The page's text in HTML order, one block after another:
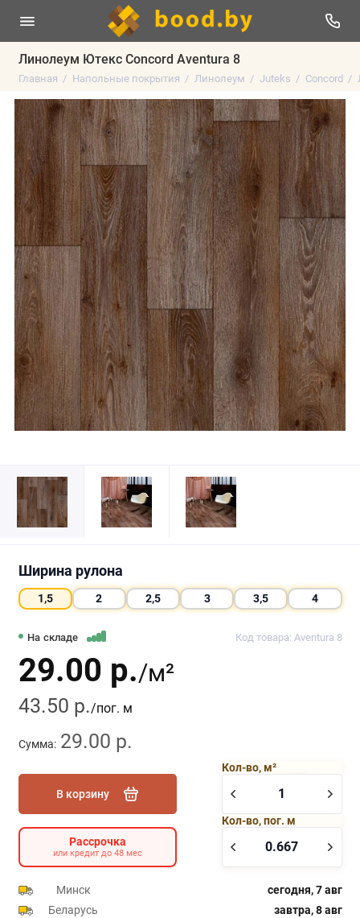
Линолеум Ютекс Concord Aventura 8
Главная Напольные покрытия Линолеум Juteks Concord
На складе Код товара: Aventura 8
29.00 р./м²
43.50 р./пог. м
Сумма: 29.00 р.
В корзину
Кол-во, м²
Кол-во, пог. м
Рассрочка
или кредит до 48 мес
Минск
сегодня, 7 авг
Беларусь
завтра, 8 авг
Ширина рулона
1,5 2 2,5 3 3,5 4